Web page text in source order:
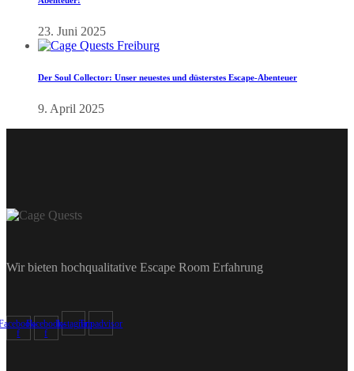
23. Juni 2025
Der Soul Collector: Unser neuestes und düsterstes Escape-Abenteuer
9. April 2025
Wir bieten hochqualitative Escape Room Erfahrung
f
Facebook-
f
InstagramTripadvisor